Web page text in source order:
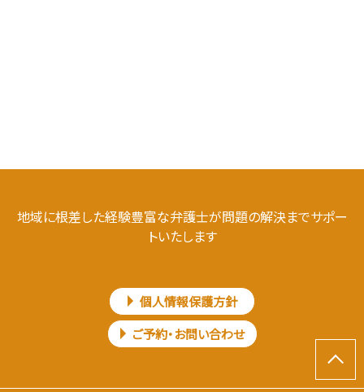
地域に根差した経験豊富な弁護士が問題の解決までサポー
トいたします
個人情報保護方針
ご予約・お問い合わせ